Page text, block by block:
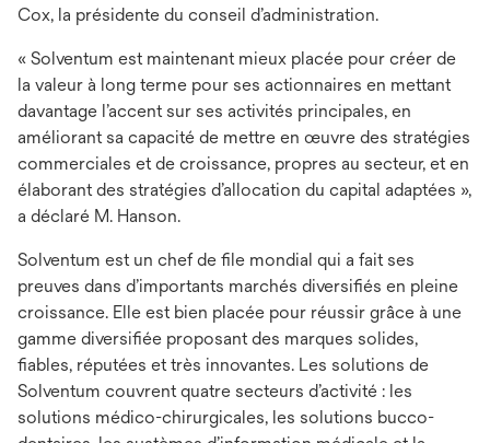
Cox, la présidente du conseil d’administration.
« Solventum est maintenant mieux placée pour créer de
la valeur à long terme pour ses actionnaires en mettant
davantage l’accent sur ses activités principales, en
améliorant sa capacité de mettre en œuvre des stratégies
commerciales et de croissance, propres au secteur, et en
élaborant des stratégies d’allocation du capital adaptées »,
a déclaré M. Hanson.
Solventum est un chef de file mondial qui a fait ses
preuves dans d’importants marchés diversifiés en pleine
croissance. Elle est bien placée pour réussir grâce à une
gamme diversifiée proposant des marques solides,
fiables, réputées et très innovantes. Les solutions de
Solventum couvrent quatre secteurs d’activité : les
solutions médico-chirurgicales, les solutions bucco-